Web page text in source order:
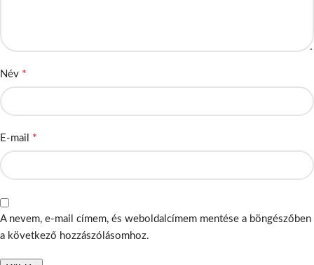
Név *
E-mail *
A nevem, e-mail címem, és weboldalcímem mentése a böngészőben
a következő hozzászólásomhoz.